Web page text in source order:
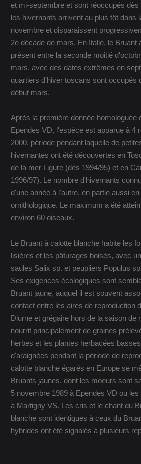
et mi-septembre et sont réoccupés
les hivernants arrivent au plus tôt dans
novembre et disparaissent
2e décade de mars. En Italie, le Bruant
présent entre la seconde moitié
mars, avec des dates extrêmes en
quartiers d'hiver toscans sont occupés
début mars.
Après la première donnée homologuée
Ependes VD, l'espèce est apparue à 4
2000, période pendant laquelle de
hivernantes ont été découvertes en
de la mer Ligure (dès 1994/95) et en
1996/97). Le nombre d'hivernants
d'une année à l'autre, en partie aussi
ornithologique. Le maximum a été
environ 60 oiseaux.
Le Bruant à calotte blanche habite les
lisières et les pâturages boisés, avec
saules Salix sp. et peupliers Populus
Ses exigences écologiques sont
Bruant jaune, auquel il est souvent
contact entre les aires de reproduction
Diurne et grégaire hors de la saison de
nourrit principalement de graines
herbes et les plantes herbacées
d'araignées pendant la période de
calotte blanche égarés en Europe se
Bruants jaunes, dont les moeurs sont
5 novembre 1989 à Ependes VD ou
à Martigny VS. Les cris et le chant du
blanche sont identiques à ceux du
hybrides ont été signalés à plusieurs